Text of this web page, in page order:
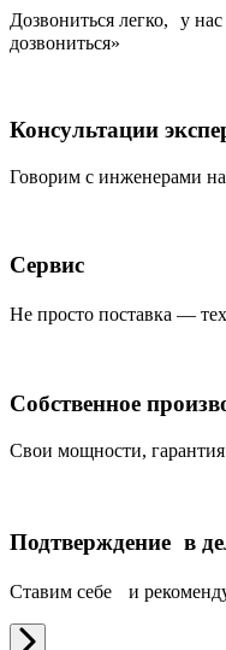
Дозвониться легко, у
дозвониться»
Консультации
Говорим с инженерами
Сервис
Не просто поставка —
Собственное
Свои мощности,
Подтверждение в
Ставим себе и